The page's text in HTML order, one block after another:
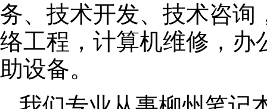
务、技术开发、技术咨询
络工程，计算机维修，办
助设备。